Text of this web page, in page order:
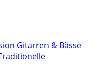
Gitarren & Bässe